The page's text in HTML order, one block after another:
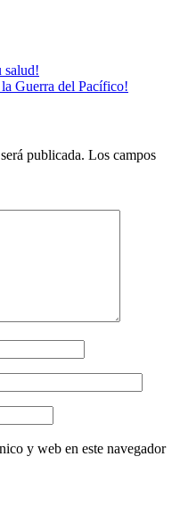
salud!
Guerra del Pacífico!
publicada. Los campos
y web en este navegador